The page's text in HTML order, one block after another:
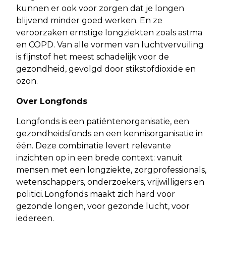
kunnen er ook voor zorgen dat je longen
blijvend minder goed werken. En ze
veroorzaken ernstige longziekten zoals astma
en COPD. Van alle vormen van luchtvervuiling
is fijnstof het meest schadelijk voor de
gezondheid, gevolgd door stikstofdioxide en
ozon.
Over Longfonds
Longfonds is een patiëntenorganisatie, een
gezondheidsfonds en een kennisorganisatie in
één. Deze combinatie levert relevante
inzichten op in een brede context: vanuit
mensen met een longziekte, zorgprofessionals,
wetenschappers, onderzoekers, vrijwilligers en
politici. Longfonds maakt zich hard voor
gezonde longen, voor gezonde lucht, voor
iedereen.